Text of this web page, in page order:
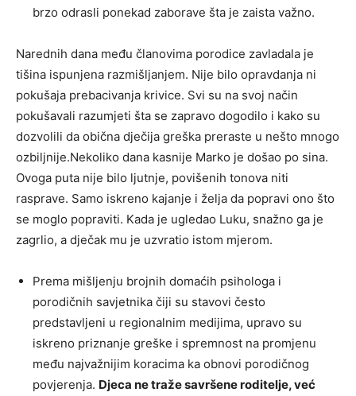
brzo odrasli ponekad zaborave šta je zaista važno.
Narednih dana među članovima porodice zavladala je
tišina ispunjena razmišljanjem. Nije bilo opravdanja ni
pokušaja prebacivanja krivice. Svi su na svoj način
pokušavali razumjeti šta se zapravo dogodilo i kako su
dozvolili da obična dječija greška preraste u nešto mnogo
ozbiljnije.Nekoliko dana kasnije Marko je došao po sina.
Ovoga puta nije bilo ljutnje, povišenih tonova niti
rasprave. Samo iskreno kajanje i želja da popravi ono što
se moglo popraviti. Kada je ugledao Luku, snažno ga je
zagrlio, a dječak mu je uzvratio istom mjerom.
Prema mišljenju brojnih domaćih psihologa i
porodičnih savjetnika čiji su stavovi često
predstavljeni u regionalnim medijima, upravo su
iskreno priznanje greške i spremnost na promjenu
među najvažnijim koracima ka obnovi porodičnog
povjerenja. Djeca ne traže savršene roditelje, već